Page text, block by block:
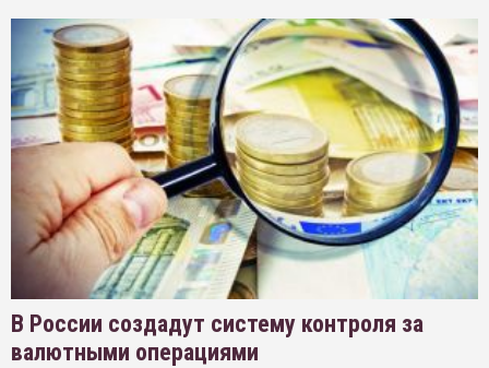
В России создадут систему контроля за
валютными операциями